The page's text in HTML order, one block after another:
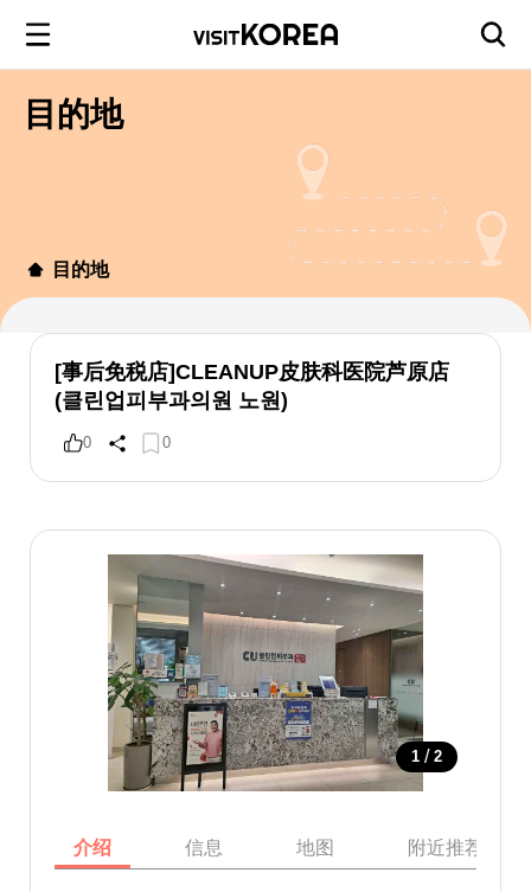
目的地
目的地
[事后免税店]CLEANUP皮肤科医院芦原店
(클린업피부과의원 노원)
0 0
1 / 2
介绍 信息 地图 附近推荐景点